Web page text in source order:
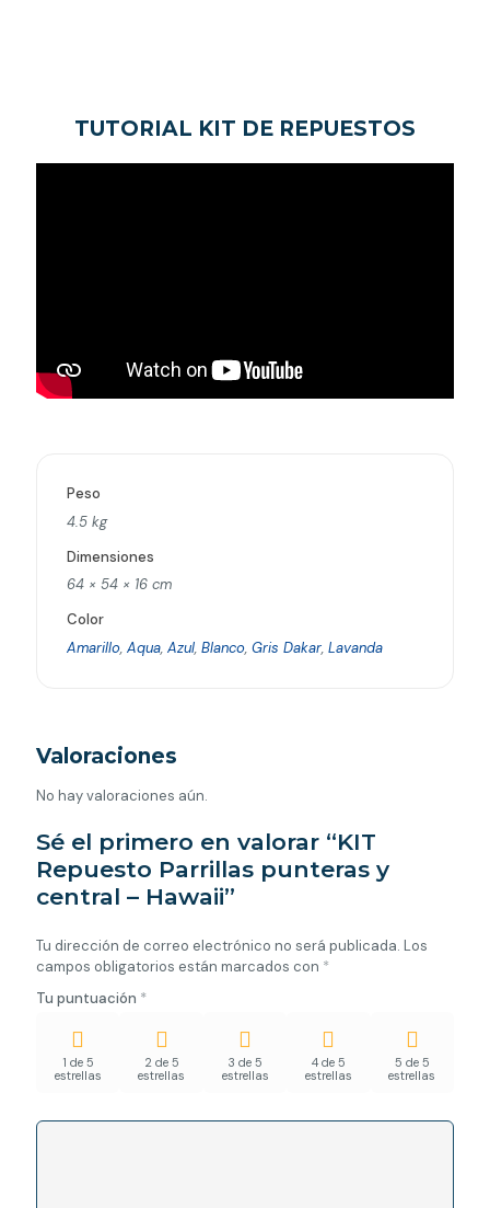
TUTORIAL KIT DE REPUESTOS
Peso
4.5 kg
Dimensiones
64 × 54 × 16 cm
Color
Amarillo, Aqua, Azul, Blanco, Gris Dakar, Lavanda
Valoraciones
No hay valoraciones aún.
Sé el primero en valorar “KIT
Repuesto Parrillas punteras y
central – Hawaii”
Tu dirección de correo electrónico no será publicada. Los
campos obligatorios están marcados con *
Tu puntuación *
1 de 5
estrellas
2 de 5
estrellas
3 de 5
estrellas
4 de 5
estrellas
5 de 5
estrellas